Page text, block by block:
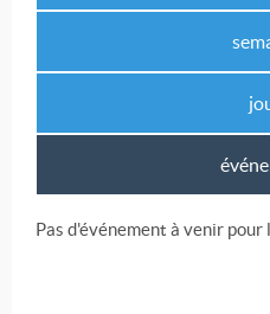
Pas d'événement à venir pour